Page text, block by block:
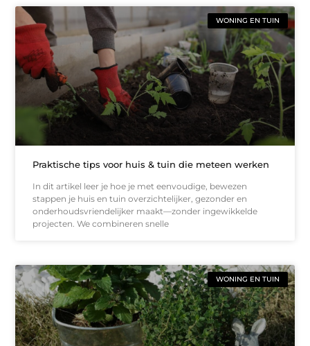
WONING EN TUIN
Praktische tips voor huis & tuin die meteen werken
In dit artikel leer je hoe je met eenvoudige, bewezen
stappen je huis en tuin overzichtelijker, gezonder en
onderhoudsvriendelijker maakt—zonder ingewikkelde
projecten. We combineren snelle
WONING EN TUIN